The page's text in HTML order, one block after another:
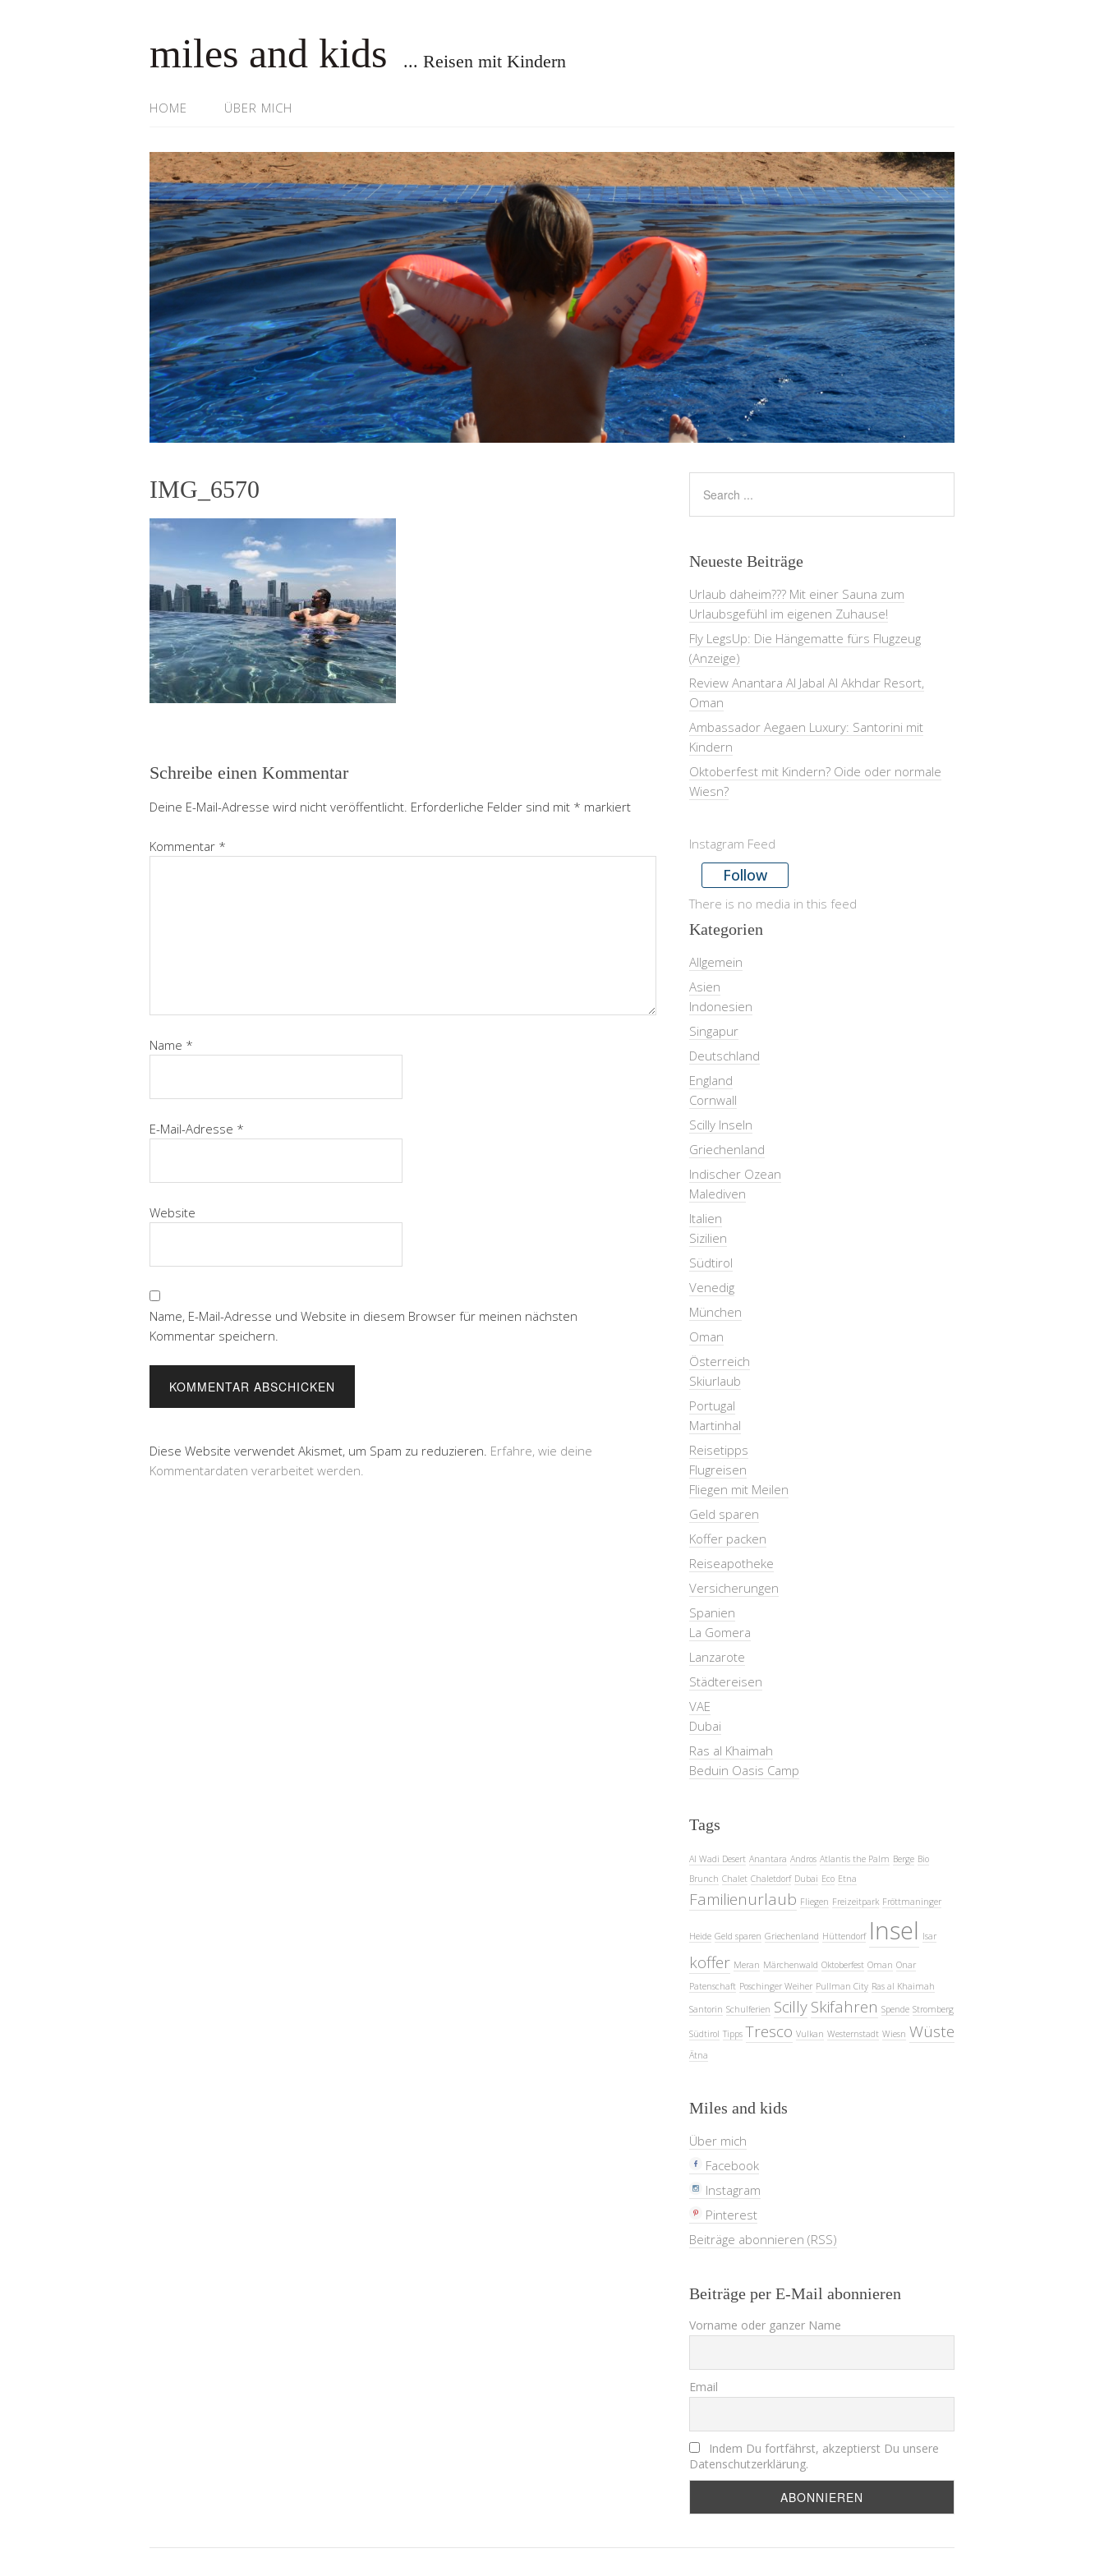
miles and kids ... Reisen mit Kindern
HOME ÜBER MICH
IMG_6570
Schreibe einen Kommentar
Deine E-Mail-Adresse wird nicht veröffentlicht. Erforderliche Felder sind mit * markiert
Kommentar *
Name *
E-Mail-Adresse *
Website
Name, E-Mail-Adresse und Website in diesem Browser für meinen nächsten
Kommentar speichern.
Diese Website verwendet Akismet, um Spam zu reduzieren. Erfahre, wie deine
Kommentardaten verarbeitet werden.
Neueste Beiträge
Urlaub daheim??? Mit einer Sauna zum
Urlaubsgefühl im eigenen Zuhause!
Fly LegsUp: Die Hängematte fürs Flugzeug
(Anzeige)
Review Anantara Al Jabal Al Akhdar Resort,
Oman
Ambassador Aegaen Luxury: Santorini mit
Kindern
Oktoberfest mit Kindern? Oide oder normale
Wiesn?
Instagram Feed
Follow
There is no media in this feed
Kategorien
Allgemein
Asien
Indonesien
Singapur
Deutschland
England
Cornwall
Scilly Inseln
Griechenland
Indischer Ozean
Malediven
Italien
Sizilien
Südtirol
Venedig
München
Oman
Österreich
Skiurlaub
Portugal
Martinhal
Reisetipps
Flugreisen
Fliegen mit Meilen
Geld sparen
Koffer packen
Reiseapotheke
Versicherungen
Spanien
La Gomera
Lanzarote
Städtereisen
VAE
Dubai
Ras al Khaimah
Beduin Oasis Camp
Tags
Al Wadi Desert Anantara Andros Atlantis the Palm Berge Bio
Brunch Chalet Chaletdorf Dubai Eco Etna
Familienurlaub Fliegen Freizeitpark Fröttmaninger
Heide Geld sparen Griechenland Hüttendorf Insel Isar
koffer Meran Märchenwald Oktoberfest Oman Onar
Patenschaft Poschinger Weiher Pullman City Ras al Khaimah
Santorin Schulferien Scilly Skifahren Spende Stromberg
Südtirol Tipps Tresco Vulkan Westernstadt Wiesn Wüste
Ätna
Miles and kids
Über mich
Facebook
Instagram
Pinterest
Beiträge abonnieren (RSS)
Beiträge per E-Mail abonnieren
Vorname oder ganzer Name
Email
Indem Du fortfährst, akzeptierst Du unsere
Datenschutzerklärung.